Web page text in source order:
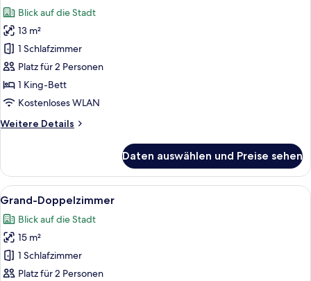
für
Standard-
Doppelzimmer
anzeigen
Blick auf die Stadt
13 m²
1 Schlafzimmer
Platz für 2 Personen
1 King-Bett
Kostenloses WLAN
Weitere Details
Weitere
Doppelzimmer
Daten auswählen und Preise sehen
Alle
Fotos
für
Grand-
Doppelzimmer
anzeigen
Ein modernes Schlafzimmer mit
7
Grand-Doppelzimmer
Blick auf die Stadt
15 m²
1 Schlafzimmer
Platz für 2 Personen